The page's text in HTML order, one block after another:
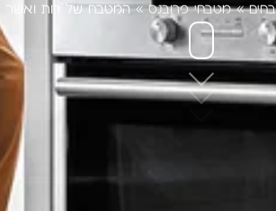
»מטבחי פרובנס»המטבח של רות ואשר